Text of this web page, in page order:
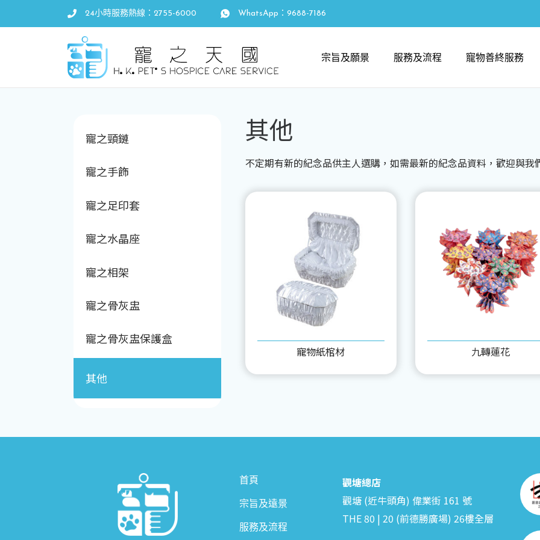
24小時服務熱線：2755-6000 WhatsApp：9688-7186
宗旨及願景 服務及流程 寵物善終服務
其他
不定期有新的紀念品供主人選購，如需最新的紀念品資料，歡迎與我
寵物紙棺材 九轉蓮花
寵之頸鏈
寵之手飾
寵之足印套
寵之水晶座
寵之相架
寵之骨灰盅
寵之骨灰盅保護盒
其他
首頁
宗旨及遠景
服務及流程
觀塘總店
觀塘 (近牛頭角) 偉業街 161 號
THE 80 | 20 (前德勝廣場) 26樓全層